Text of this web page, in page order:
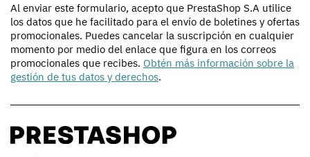
Al enviar este formulario, acepto que PrestaShop S.A utilice
los datos que he facilitado para el envío de boletines y ofertas
promocionales. Puedes cancelar la suscripción en cualquier
momento por medio del enlace que figura en los correos
promocionales que recibes. Obtén más información sobre la
gestión de tus datos y derechos.